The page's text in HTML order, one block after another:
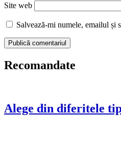
Site web
Salvează-mi numele, emailul și
Recomandate
Alege din diferitele